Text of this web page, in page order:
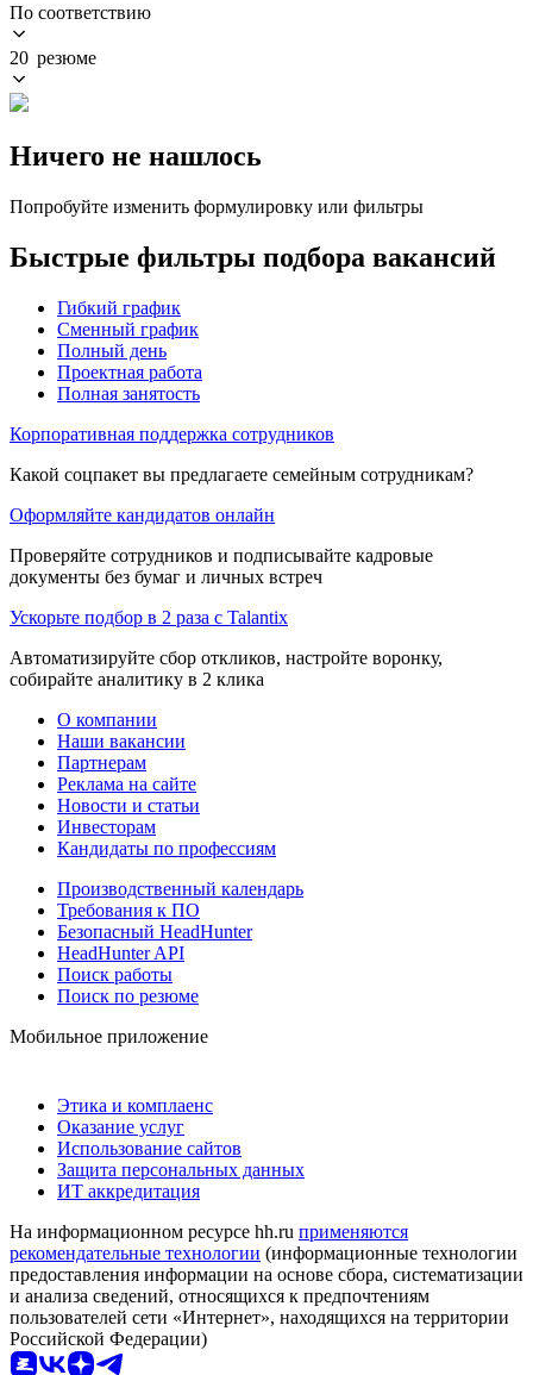
По соответствию
20 резюме
Ничего не нашлось
Попробуйте изменить формулировку или фильтры
Быстрые фильтры подбора вакансий
Гибкий график
Сменный график
Полный день
Проектная работа
Полная занятость
Корпоративная поддержка сотрудников
Какой соцпакет вы предлагаете семейным сотрудникам?
Оформляйте кандидатов онлайн
Проверяйте сотрудников и подписывайте кадровые
документы без бумаг и личных встреч
Ускорьте подбор в 2 раза с Talantix
Автоматизируйте сбор откликов, настройте воронку,
собирайте аналитику в 2 клика
О компании
Наши вакансии
Партнерам
Реклама на сайте
Новости и статьи
Инвесторам
Кандидаты по профессиям
Производственный календарь
Требования к ПО
Безопасный HeadHunter
HeadHunter API
Поиск работы
Поиск по резюме
Мобильное приложение
Этика и комплаенс
Оказание услуг
Использование сайтов
Защита персональных данных
ИТ аккредитация
На информационном ресурсе hh.ru применяются
рекомендательные технологии (информационные технологии
предоставления информации на основе сбора, систематизации
и анализа сведений, относящихся к предпочтениям
пользователей сети «Интернет», находящихся на территории
Российской Федерации)